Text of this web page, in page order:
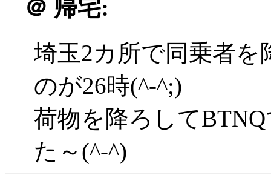
＠ 帰宅:
埼玉2カ所で同乗者
のが26時(^-^;)
荷物を降ろして
た～(^-^)